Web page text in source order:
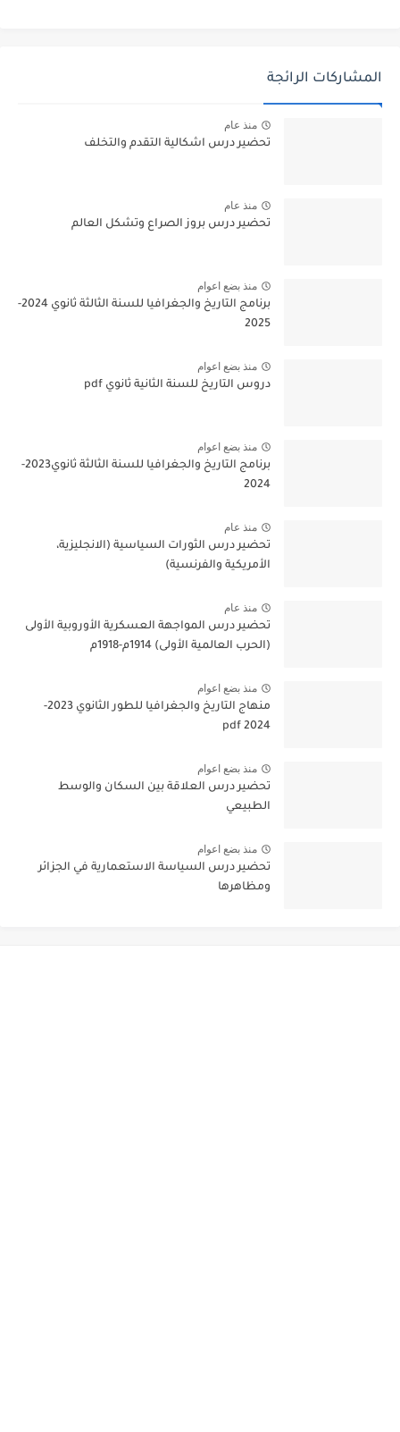
المشاركات الرائجة
منذ عام
تحضير درس اشكالية التقدم والتخلف
منذ عام
تحضير درس بروز الصراع وتشكل العالم
منذ بضع اعوام
برنامج التاريخ والجغرافيا للسنة الثالثة ثانوي 2024-
2025
منذ بضع اعوام
دروس التاريخ للسنة الثانية ثانوي pdf
منذ بضع اعوام
برنامج التاريخ والجغرافيا للسنة الثالثة ثانوي2023-
2024
منذ عام
تحضير درس الثورات السياسية (الانجليزية،
الأمريكية والفرنسية)
منذ عام
تحضير درس المواجهة العسكرية الأوروبية الأولى
(الحرب العالمية الأولى) 1914م-1918م
منذ بضع اعوام
منهاج التاريخ والجغرافيا للطور الثانوي 2023-
2024 pdf
منذ بضع اعوام
تحضير درس العلاقة بين السكان والوسط
الطبيعي
منذ بضع اعوام
تحضير درس السياسة الاستعمارية في الجزائر
ومظاهرها